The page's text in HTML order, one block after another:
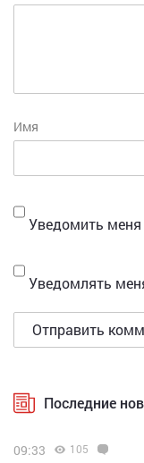
Имя
Уведомить
Уведомлять
Последние
09:33 105